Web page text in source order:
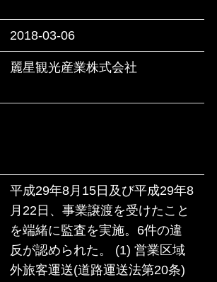
2018-03-06
麗星観光産業株式会社
平成29年8月15日及び平成29年8
月22日、事業譲渡を受けたこと
を端緒に監査を実施。6件の違
反が認められた。 (1) 営業区域
外旅客運送(道路運送法第20条)